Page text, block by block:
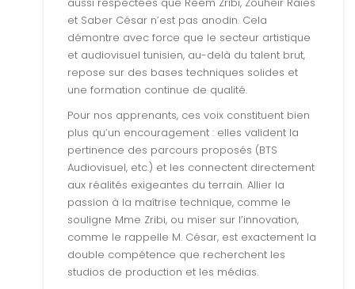
aussi respectées que Reem Zribi, Zouheir Raies
et Saber César n’est pas anodin. Cela
démontre avec force que le secteur artistique
et audiovisuel tunisien, au-delà du talent brut,
repose sur des bases techniques solides et
une formation continue de qualité.
Pour nos apprenants, ces voix constituent bien
plus qu’un encouragement : elles valident la
pertinence des parcours proposés (BTS
Audiovisuel, etc.) et les connectent directement
aux réalités exigeantes du terrain. Allier la
passion à la maîtrise technique, comme le
souligne Mme Zribi, ou miser sur l’innovation,
comme le rappelle M. César, est exactement la
double compétence que recherchent les
studios de production et les médias.